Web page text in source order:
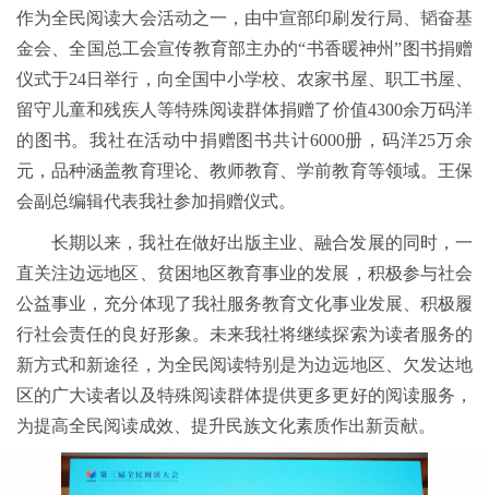
作为全民阅读大会活动之一，由中宣部印刷发行局、韬奋基
金会、全国总工会宣传教育部主办的“书香暖神州”图书捐赠
仪式于24日举行，向全国中小学校、农家书屋、职工书屋、
留守儿童和残疾人等特殊阅读群体捐赠了价值4300余万码洋
的图书。我社在活动中捐赠图书共计6000册，码洋25万余
元，品种涵盖教育理论、教师教育、学前教育等领域。王保
会副总编辑代表我社参加捐赠仪式。
长期以来，我社在做好出版主业、融合发展的同时，一
直关注边远地区、贫困地区教育事业的发展，积极参与社会
公益事业，充分体现了我社服务教育文化事业发展、积极履
行社会责任的良好形象。未来我社将继续探索为读者服务的
新方式和新途径，为全民阅读特别是为边远地区、欠发达地
区的广大读者以及特殊阅读群体提供更多更好的阅读服务，
为提高全民阅读成效、提升民族文化素质作出新贡献。